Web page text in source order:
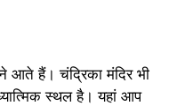
आते हैं। चंद्रिका मंदिर भी
स्थल है। यहां आप